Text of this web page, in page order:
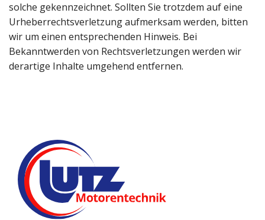
solche gekennzeichnet. Sollten Sie trotzdem auf eine
Urheberrechtsverletzung aufmerksam werden, bitten
wir um einen entsprechenden Hinweis. Bei
Bekanntwerden von Rechtsverletzungen werden wir
derartige Inhalte umgehend entfernen.